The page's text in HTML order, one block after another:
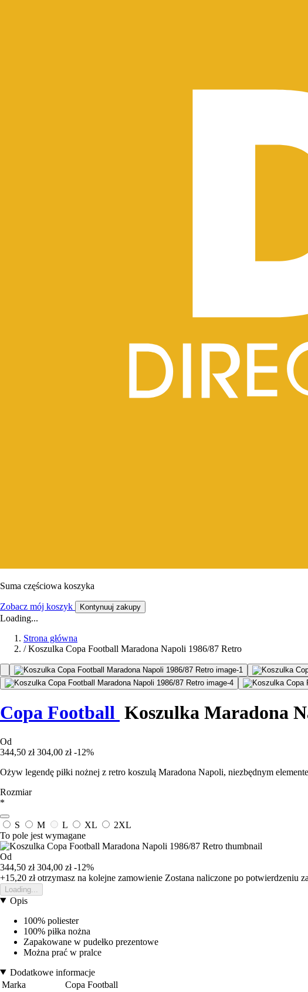
Suma częściowa koszyka
Zobacz mój koszyk Kontynuuj zakupy
Loading...
Strona główna
/ Koszulka Copa Football Maradona Napoli 1986/87 Retro
Copa Football Koszulka Maradona
Od
344,50 zł 304,00 zł -12%
Ożyw legendę piłki nożnej z retro koszulą Maradona Napoli, niezbędnym
Rozmiar
*
S M L XL
2XL
To pole jest wymagane
Od
344,50 zł 304,00 zł -12%
+15,20 złotrzymasz na kolejne zamowienie Zostana naliczone po potwierdzeniu
Loading...
Opis
100% poliester
100% piłka nożna
Zapakowane w pudełko prezentowe
Można prać w pralce
Dodatkowe informacje
Marka
Copa Football